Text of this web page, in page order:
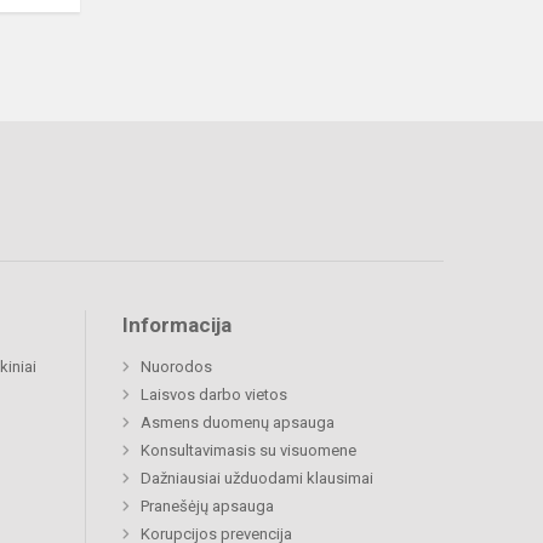
Informacija
Nuorodos
Laisvos darbo vietos
Asmens duomenų apsauga
Konsultavimasis su visuomene
Dažniausiai užduodami klausimai
Pranešėjų apsauga
Korupcijos prevencija